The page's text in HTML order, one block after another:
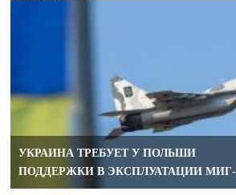
УКРАИНА ТРЕБУЕТ У ПОЛЬШИ
ПОДДЕРЖКИ В ЭКСПЛУАТАЦИИ МИГ-